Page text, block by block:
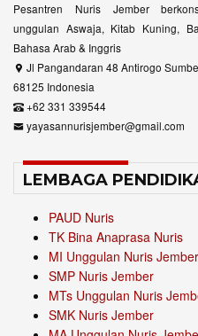
Pesantren Nuris Jember
unggulan Aswaja, Kitab Kuning,
Bahasa Arab & Inggris
Jl Pangandaran 48 Antirogo
68125 Indonesia
+62 331 339544
yayasannurisjember@gmail.com
LEMBAGA
PAUD Nuris
TK Bina Anaprasa Nuris
MI Unggulan Nuris Jember
SMP Nuris Jember
MTs Unggulan Nuris
SMK Nuris Jember